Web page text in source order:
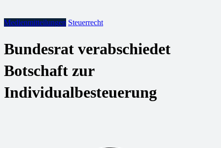
Medienmitteilungen Steuerrecht
Bundesrat verabschiedet
Botschaft zur
Individualbesteuerung